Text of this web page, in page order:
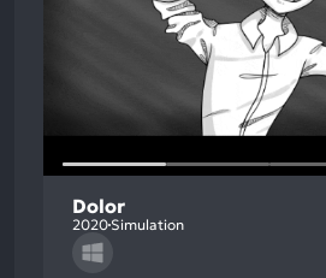
Dolor
2020 Simulation